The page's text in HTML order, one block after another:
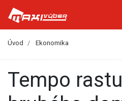
Úvod Ekonomika
Tempo rastu reálneho